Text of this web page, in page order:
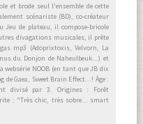
et brode seul l'ensemble de cette
scénariste (BD), co-créateur
Jeu de plateau, il compose-bricole
divagations musicales, il prête
mp3 (Adoprixtoxis, Velvorn, La
du Donjon de Naheulbeuk...) et
websérie NOOB (en tant que JB dix
Gaea, Sweet Brain Effect...! Âge :
divisé par 3. Origines : Forêt
: "Très chic, très sobre... smart